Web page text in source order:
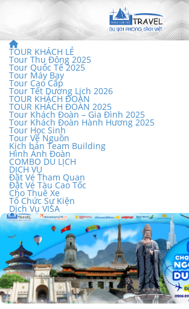
TOUR KHÁCH LẺ
Tour Thu Đông 2025
Tour Quốc Tế 2025
Tour Máy Bay
Tour Cao Cấp
Tour Tết Dương Lịch 2026
TOUR KHÁCH ĐOÀN
TOUR KHÁCH ĐOÀN 2025
Tour Khách Đoàn – Gia Đình 2025
Tour Khách Đoàn Hành Hương 2025
Tour Học Sinh
Tour Về Nguồn
Kịch bản Team Building
Hình Ảnh Đoàn
COMBO DU LỊCH
DỊCH VỤ
Đặt Vé Tham Quan
Đặt Vé Tàu Cao Tốc
Cho Thuê Xe
Tổ Chức Sự Kiện
Dịch Vụ VISA